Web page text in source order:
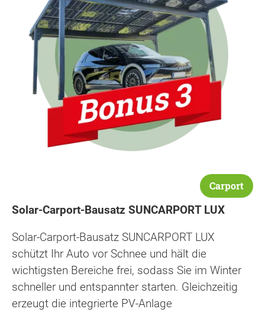
Carport
Solar-Carport-Bausatz SUNCARPORT LUX
Solar-Carport-Bausatz SUNCARPORT LUX
schützt Ihr Auto vor Schnee und hält die
wichtigsten Bereiche frei, sodass Sie im Winter
schneller und entspannter starten. Gleichzeitig
erzeugt die integrierte PV-Anlage